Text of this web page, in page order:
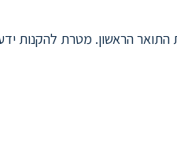
הראשון. מטרת להקנות